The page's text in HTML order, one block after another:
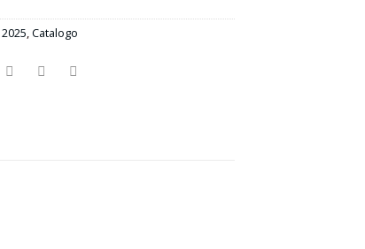
2025,Catalogo